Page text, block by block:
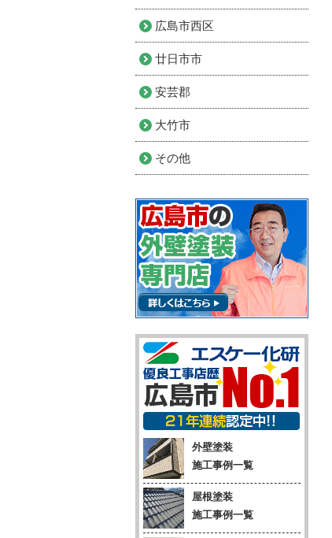
広島市西区
廿日市市
安芸郡
大竹市
その他
外壁塗装
施工事例一覧
屋根塗装
施工事例一覧